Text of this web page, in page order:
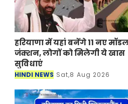
हरियाणा में यहां बनेंगे 11 नए
जंक्शन, लोगों को मिलेगी ये खास
सुविधाएं
HINDI NEWS Sat,8 Aug 2026